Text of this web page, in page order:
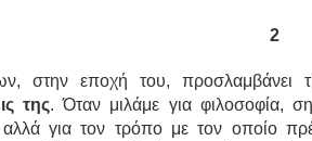
2
στην εποχή του, προσλαμβάνει
της. Όταν μιλάμε για φιλοσοφία,
για τον τρόπο με τον οποίο